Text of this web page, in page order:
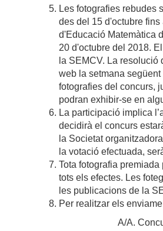
Les fotografies rebudes
des del 15 d'octubre
d'Educació Matemàtica
20 d'octubre del 2018.
la SEMCV. La
web la setmana
fotografies del concurs,
podran exhibir-se en
La participació implica
decidirà el concurs
la Societat
la votació efectuada,
Tota fotografia
tots els efectes. Les
les publicacions de la
Per realitzar els
A/A.